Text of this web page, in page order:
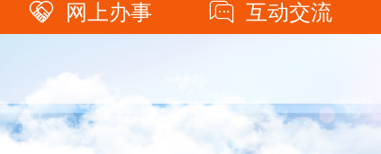
网上办事 互动交流